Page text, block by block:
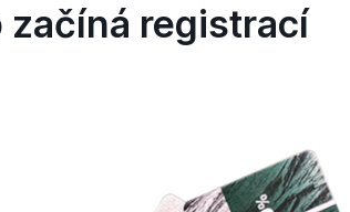
registrací